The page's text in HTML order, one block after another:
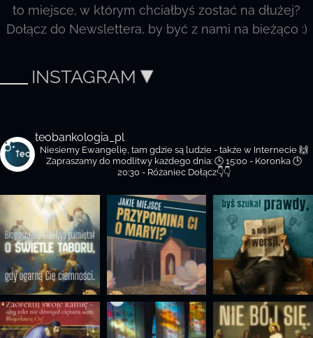
to miejsce, w którym chciałbyś zostać na dłużej?
Dołącz do Newslettera, by być z nami na bieżąco :)
INSTAGRAM
teobankologia_pl
Niesiemy Ewangelię, tam gdzie są ludzie - także w Internecie 🙌
Zapraszamy do modlitwy każdego dnia: 🕒 15:00 - Koronka 🕒
20:30 - Różaniec Dołącz👇👇